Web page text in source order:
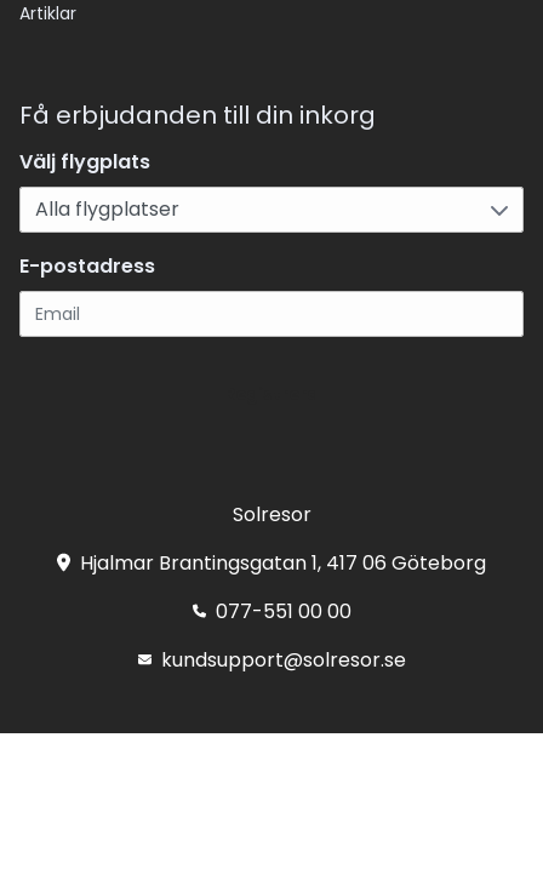
Artiklar
Få erbjudanden till din inkorg
Välj flygplats
E-postadress
Solresor
Hjalmar Brantingsgatan 1, 417 06 Göteborg
077-551 00 00
kundsupport@solresor.se